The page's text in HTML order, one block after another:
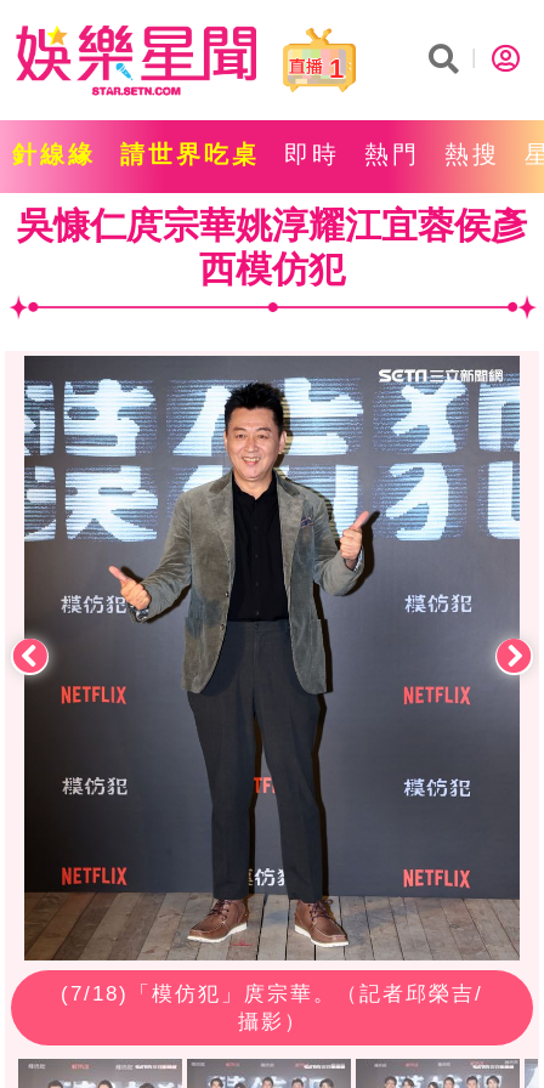
1
針線緣 請世界吃桌 即時 熱門 熱搜
吳慷仁庹宗華姚淳耀江宜蓉侯彥
西模仿犯
(7/18)「模仿犯」庹宗華。（記者邱榮吉/
攝影）